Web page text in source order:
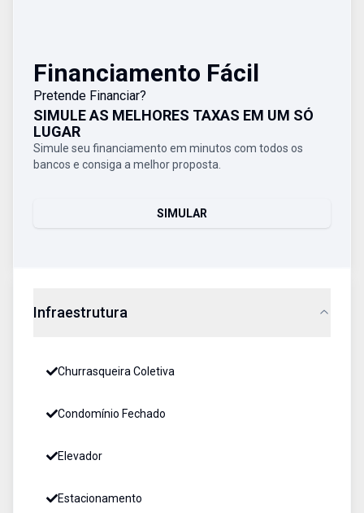
Financiamento Fácil
Pretende Financiar?
SIMULE AS MELHORES TAXAS EM UM SÓ
LUGAR
Simule seu financiamento em minutos com todos os
bancos e consiga a melhor proposta.
SIMULAR
Infraestrutura
Churrasqueira Coletiva
Condomínio Fechado
Elevador
Estacionamento